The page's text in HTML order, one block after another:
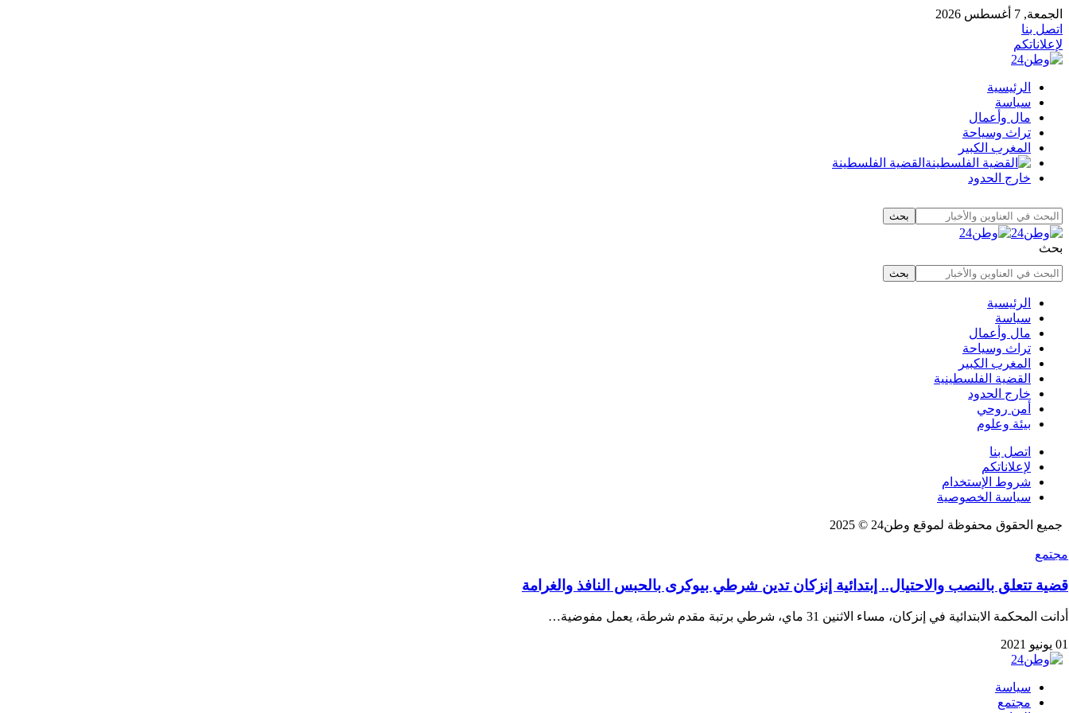
الجمعة, 7 أغسطس 2026
اتصل بنا
لإعلاناتكم
الرئيسية
سياسة
مال وأعمال
تراث وسياحة
المغرب الكبير
القضية الفلسطينة
خارج الحدود
بحث
الرئيسية
سياسة
مال وأعمال
تراث وسياحة
المغرب الكبير
القضية الفلسطينية
خارج الحدود
أمن روحي
بيئة وعلوم
اتصل بنا
لإعلاناتكم
شروط الإستخدام
سياسة الخصوصية
جميع الحقوق محفوظة لموقع وطن24 © 2025
مجتمع
قضية تتعلق بالنصب والاحتيال.. إبتدائية إنزكان تدين شرطي بيوكرى بالحبس النافذ والغرامة
أدانت المحكمة الابتدائية في إنزكان، مساء الاثنين 31 ماي، شرطي برتبة مقدم شرطة، يعمل مفوضية…
01 يونيو 2021
سياسة
مجتمع